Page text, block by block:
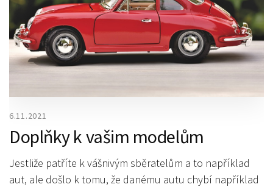
6.11.2021
Doplňky k vašim modelům
Jestliže patříte k vášnivým sběratelům a to například
aut, ale došlo k tomu, že danému autu chybí například